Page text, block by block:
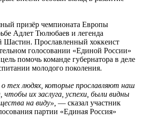
призёр чемпионата Европы
Адлет Тюлюбаев и легенда
Шастин. Прославленный хоккеист
голосовании «Единой России»
помочь команде губернатора в деле
молодого поколения.
тех людях, которые прославляют наш
их заслуга, успехи, были видны
на виду», — сказал участник
партии «Единая Россия»